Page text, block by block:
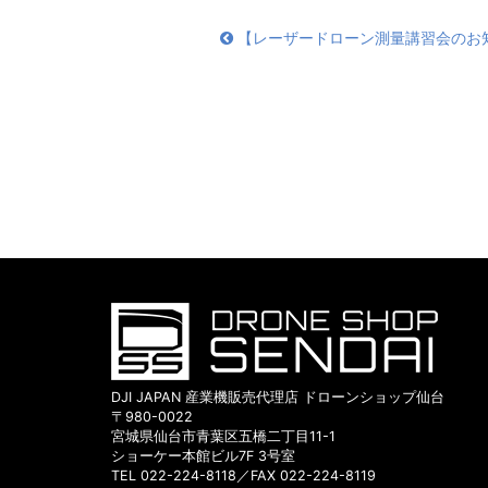
【レーザードローン測量講習会のお
DJI JAPAN 産業機販売代理店 ドローンショップ仙台
〒980-0022
宮城県仙台市青葉区五橋二丁目11-1
ショーケー本館ビル7F 3号室
TEL 022-224-8118／FAX 022-224-8119